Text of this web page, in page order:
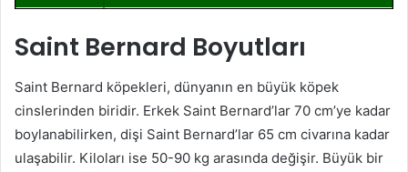
Saint Bernard Boyutları
Saint Bernard köpekleri, dünyanın en büyük köpek
cinslerinden biridir. Erkek Saint Bernard’lar 70 cm’ye kadar
boylanabilirken, dişi Saint Bernard’lar 65 cm civarına kadar
ulaşabilir. Kiloları ise 50-90 kg arasında değişir. Büyük bir